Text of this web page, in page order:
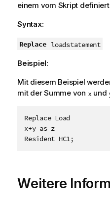
einem vom Skript
Syntax:
Replace loadstatement
Beispiel:
Mit diesem Beispiel
mit der Summe von x und
Replace Load
x+y as z
Weitere